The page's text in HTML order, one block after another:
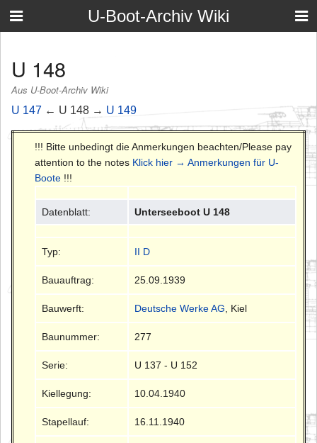
U-Boot-Archiv Wiki
U 148
Aus U-Boot-Archiv Wiki
U 147 ← U 148 → U 149
!!! Bitte unbedingt die Anmerkungen beachten/Please pay
attention to the notes Klick hier → Anmerkungen für U-
Boote !!!
Datenblatt: Unterseeboot U 148
Typ: II D
Bauauftrag: 25.09.1939
Bauwerft: Deutsche Werke AG , Kiel
Baunummer: 277
Serie: U 137 - U 152
Kiellegung: 10.04.1940
Stapellauf: 16.11.1940